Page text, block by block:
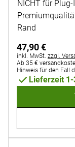
NICHT für
Rand
47,90€
Steuerhinweis:
inkl. MwSt. zzgl.
Ab 35 €
Hinweis für den Fall
Lieferzeit